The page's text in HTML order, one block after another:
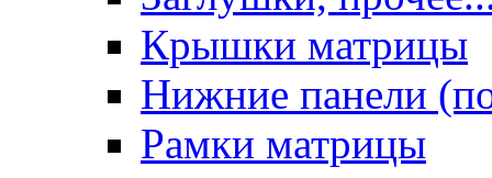
Крышки матрицы
Нижние панели
Рамки матрицы